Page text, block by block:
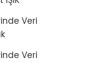
Veri
Veri